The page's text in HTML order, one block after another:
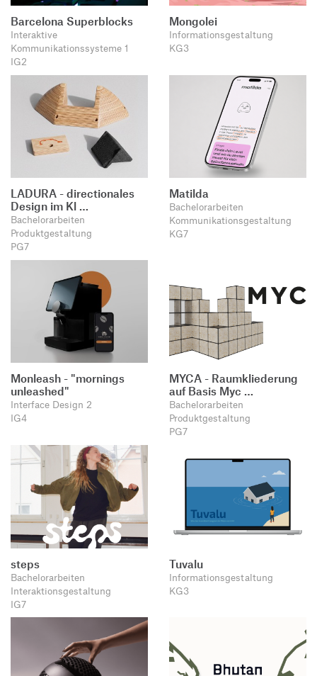
Barcelona Superblocks
Interaktive
Kommunikationssysteme 1
IG2
Mongolei
Informationsgestaltung
KG3
LADURA - directionales
Design im Kl …
Bachelorarbeiten
Produktgestaltung
PG7
Matilda
Bachelorarbeiten
Kommunikationsgestaltung
KG7
Monleash - "mornings
unleashed"
Interface Design 2
IG4
MYCA - Raumkliederung
auf Basis Myc …
Bachelorarbeiten
Produktgestaltung
PG7
steps
Bachelorarbeiten
Interaktionsgestaltung
IG7
Tuvalu
Informationsgestaltung
KG3